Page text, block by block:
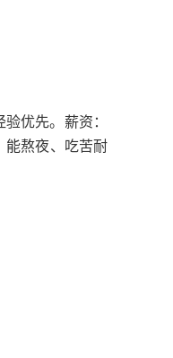
优先。薪资：
能熬夜、吃苦耐